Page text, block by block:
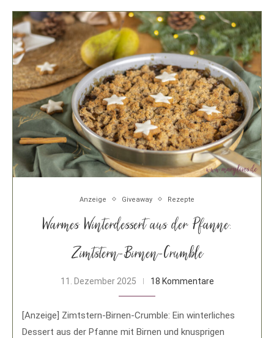
Anzeige Giveaway Rezepte
Warmes Winterdessert aus der Pfanne:
Zimtstern-Birnen-Crumble
11. Dezember 2025 18 Kommentare
[Anzeige] Zimtstern-Birnen-Crumble: Ein winterliches
Dessert aus der Pfanne mit Birnen und knusprigen